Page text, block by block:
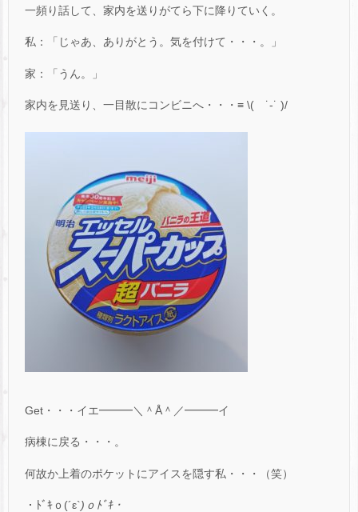
一頻り話して、家内を送りがてら下に降りていく。
私：「じゃあ、ありがとう。気を付けて・・・。」
家：「うん。」
家内を見送り、一目散にコンビニへ・・・‬≡ \( ˙-˙ )/
Get・・・イエ━━━＼＾Å＾／━━━イ
病棟に戻る・・・。
何故か上着のポケットにアイスを隠す私・・・（笑）
・ﾄﾞｷｏ(´ε`)ｏﾄﾞｷ・